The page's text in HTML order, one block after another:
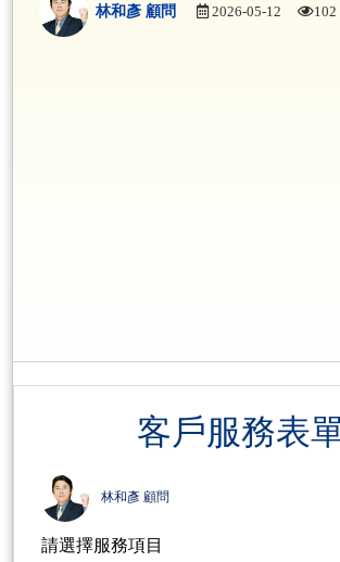
林和彥 顧問 2026-05-12 102
客戶服務表
林和彥 顧問
請選擇服務項目